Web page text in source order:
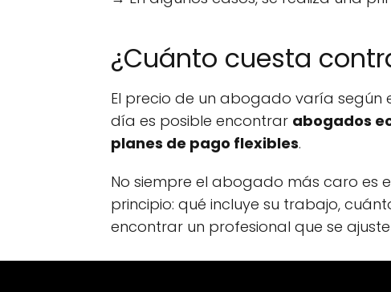
¿Cuánto cuesta
El precio de un abogado varía según
día es posible encontrar abogados
planes de pago flexibles.
No siempre el abogado más caro es
principio: qué incluye su trabajo,
encontrar un profesional que se